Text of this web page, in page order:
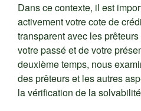
Dans ce contexte, il est
activement votre cote de
transparent avec les
votre passé et de votre
deuxième temps, nous
des prêteurs et les autres
la vérification de la